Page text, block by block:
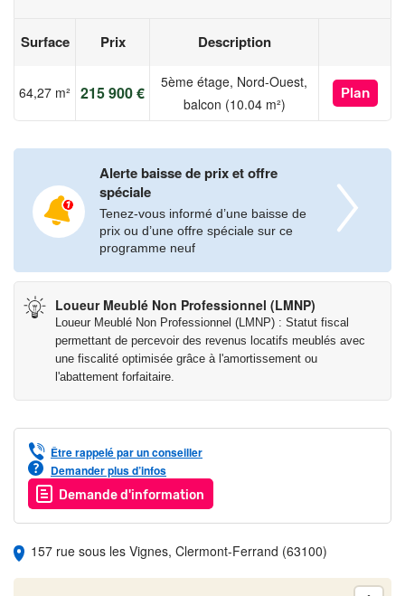
demande ou sur le site . Contactez-nous dès à présent au pour
découvrir notre résidence et rencontrez nos équipes.
• Visitez sur rendez-vous votre futur chez vous avec l’un de
nos conseillers commerciaux
chambres, salle de bains et WC séparés…
• Jardin commun à l’arrière de la résidence
• A proximité : écoles/collège/lycée, école d’architecture,
commerces, tramway…
sont disponibles sur le site Géorisques :
www.georisques.gouv.fr
Surface Prix Description
64,27 m² 215 900 €
5ème étage, Nord-Ouest,
balcon (10.04 m²)
Plan
Alerte baisse de prix et offre
spéciale
Tenez-vous informé d’une baisse de
prix ou d’une offre spéciale sur ce
programme neuf
Loueur Meublé Non Professionnel (LMNP)
Loueur Meublé Non Professionnel (LMNP) : Statut fiscal
permettant de percevoir des revenus locatifs meublés avec
une fiscalité optimisée grâce à l'amortissement ou
l'abattement forfaitaire.
Être rappelé par un conseiller
Demander plus d’infos
Demande d'information
157 rue sous les Vignes, Clermont-Ferrand (63100)